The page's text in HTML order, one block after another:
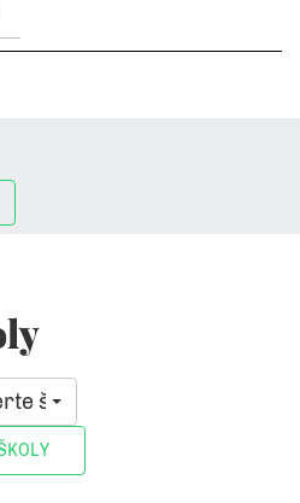
školu, ktorá vás zaujíma